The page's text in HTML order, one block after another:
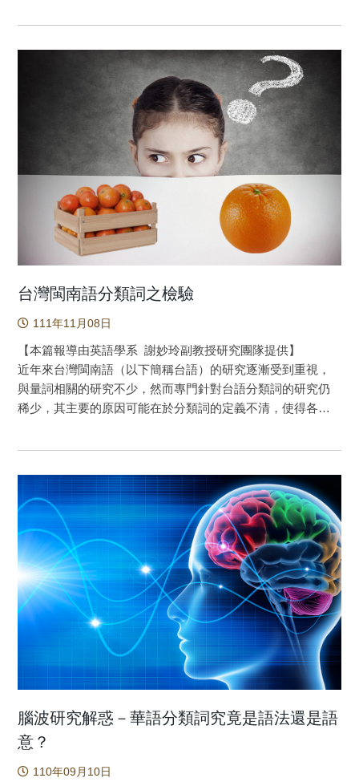
有或不具有類別詞。結果顯示，在訊息處理早期的階段，分
類詞和類別詞的訊息皆被激發並有交互作用；然而在中期的
處理階段，大腦只選擇了分類詞的訊息參與分類詞─名詞一致
性的運算。而在運算階段的晚期，分類詞和類別詞訊息再次
有交互作用。從這兩種分類系統之間的動態可以得知概念具
有可分離的組成部分。 大多概念系統的認知神經科學研
究聚焦於具體的語義範疇，然而此研究探討認知神經科學研
究裡相對較少觸及的領域──抽象、語言特定的分類系統。
何謂語言特定的分類系統？人類語言學家綜觀全世界的
語言，整理出語言裡存在著五種對名詞的分類系統：語法性
別（grammatical gender）、類別名詞（class noun）、分類
term）。語法性別與類別名詞比較偏向「語法」，只有部分
類別詞則比較偏向語意，幾乎在所有的語言裡都可以發現，
而且分類數量不少。而介於「偏語意」及「偏語法」兩者中
間的，則是分類詞，數量從數十個到上百個不等。中文裡有
豐富的量詞、類別詞與分類詞，而這個研究選取了類別詞與
分類詞兩大系統，以事件相關電位為工具，研究此兩類名詞
類別詞＋正確分類詞：兩顆/葡萄（「顆」為分類詞） (3)有類
別詞＋錯誤分類詞：四隻/砲彈（「隻」為分類詞，「彈」為
類別詞） (4)無類別詞＋錯誤分類詞：兩隻/葡萄（「隻」為分
類詞） 研究發現，在訊息處理的早期階段（150-250
ms），分類詞和類別詞的訊息都被激發並且彼此有交互作
用；然而隨著過程的進展，這種初始的互動發生了轉變：在
350-500毫秒和600-800毫秒時，只有分類詞的訊息被選中用
於計算分類詞─名詞的一致性，顯示了一種具選擇性且分階段
的互動模式。研究團隊認為，在處理歷程的早期階段，此兩
種訊息都被激發並相互交織，顯示出廣泛的概念系統網路在
此時有全面性的激發，亦即大腦並未對訊息種類進行劃分或
大腦進入了語言處理的途徑，開始彙整訊息，也因此有了選
擇性的表現：與完成實驗作業（判斷分類詞─名詞配對的一致
性）相關的分類詞訊息成為唯一的焦點，而類別詞訊息則被
排除在外。然而，認知之旅並沒有就此結束。在一致性的運
台灣閩南語分類詞之檢驗
111年11月08日
【本篇報導由英語學系 謝妙玲副教授研究團隊提供】
近年來台灣閩南語（以下簡稱台語）的研究逐漸受到重視，
與量詞相關的研究不少，然而專門針對台語分類詞的研究仍
稀少，其主要的原因可能在於分類詞的定義不清，使得各家
並重新檢驗歷年文獻所提出的台語分類詞或量詞語料，建立
83個分類詞清單，其中65個為分類詞，18個為分類詞與量詞
兼具，此清單可以與台灣華語的分類詞清單做比較（如：
Her & Lai (2012)），作為台語分類詞研究與教學之參考。
分類詞與量詞有何不同(如圖1)？區別分類詞與量詞有何
重要性？ 簡單來說，量詞以計量功能為主，而分類詞與
位於其後名詞本身具備的特性有密切關係，例如:「tsı̍t siun
kam-á一箱柑仔（一箱橘子）」的「siun箱」是用來計量的量
詞，而「tsı̍t lia̍p kam-á一粒柑仔（一顆橘子）」的「lia̍p粒」
為分類詞，與橘子的性狀相關。 分類詞的重要在於更能
鮮明地呈現一個語言的獨特性。豐富的台語分類詞充分展現
分類詞的研究，無論是在認識台語的語言文化上，或是在傳
承道地台語的鄉土語言教學上，都可說是不可或缺的一環。
然而在對於量詞/分類詞的研究上明顯不足，多數研究以
量詞為主，或將分類詞視為量詞，或是將分類詞作為量詞下
腦波研究解惑－華語分類詞究竟是語法還是語
意？
110年09月10日